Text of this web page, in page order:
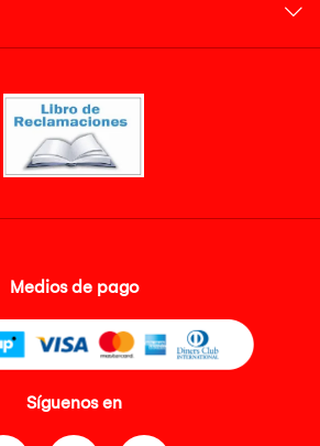
Medios de pago
Síguenos en